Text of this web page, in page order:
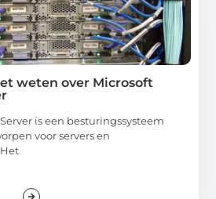
weten over Microsoft
is een besturingssysteem
voor servers en